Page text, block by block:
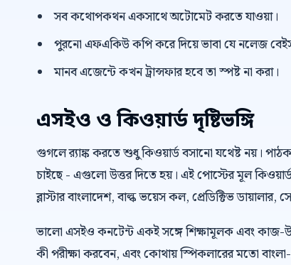
সব কথোপকথন একসাথে অটোমেট করতে যাওয়া।
পুরনো এফএকিউ কপি করে দিয়ে ভাবা যে নলেজ
মানব এজেন্টে কখন ট্রান্সফার হবে তা স্পষ্ট না করা।
এসইও ও কিওয়ার্ড দৃষ্টিভঙ্গি
গুগলে র‍্যাঙ্ক করতে শুধু কিওয়ার্ড বসানো যথেষ্ট নয়।
চাইছে - এগুলো উত্তর দিতে হয়। এই পোস্টের মূল
ব্লাস্টার বাংলাদেশ, বাল্ক ভয়েস কল, প্রেডিক্টিভ
ভালো এসইও কনটেন্ট একই সঙ্গে শিক্ষামূলক এবং
কী পরীক্ষা করবেন, এবং কোথায় স্পিকলারের মতো